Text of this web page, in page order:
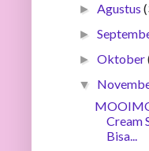
►Agustus
►
►Oktober
▼
Cream
Bisa...